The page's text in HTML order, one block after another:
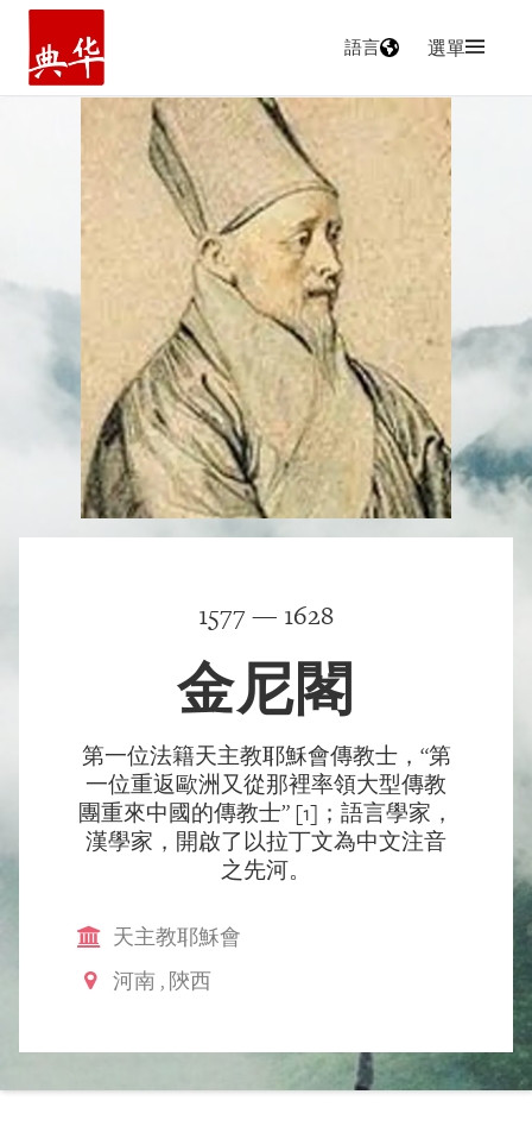
主頁
語言 選單
1577 — 1628
金尼閣
第一位法籍天主教耶穌會傳教士，“第
一位重返歐洲又從那裡率領大型傳教
團重來中國的傳教士” [1]；語言學家，
漢學家，開啟了以拉丁文為中文注音
之先河。
天主教耶穌會
河南 , 陝西